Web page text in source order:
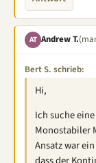
AT Andrew T.
Bert S. schrieb:
Hi,
Ich suche
Monostabiler
Ansatz war ein